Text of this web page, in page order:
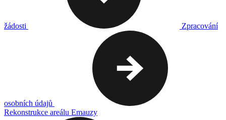
žádosti Zpracování
osobních údajů
Rekonstrukce areálu Emauzy